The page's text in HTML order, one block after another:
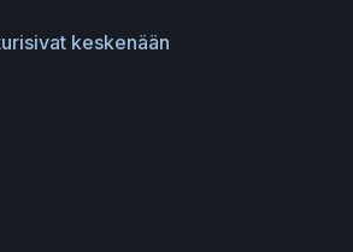
keskenään